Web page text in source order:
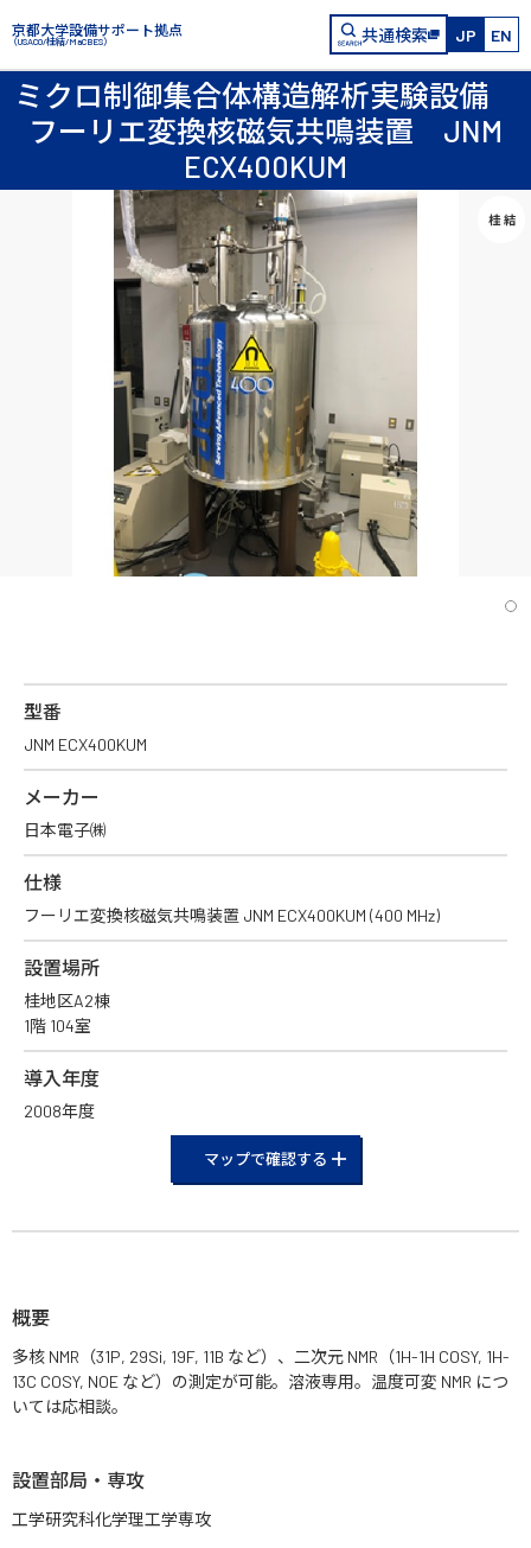
京都大学設備サポート拠点
（USACO/桂結/MaCBES） 共通検索 JP EN
ミクロ制御集合体構造解析実験設備
フーリエ変換核磁気共鳴装置 JNM
ECX400KUM
型番
JNM ECX400KUM
メーカー
日本電子㈱
仕様
フーリエ変換核磁気共鳴装置 JNM ECX400KUM (400 MHz)
設置場所
桂地区A2棟
1階 104室
導入年度
2008年度
マップで確認する
概要
多核 NMR（31P, 29Si, 19F, 11B など）、二次元 NMR（1H-1H COSY, 1H-
13C COSY, NOE など）の測定が可能。溶液専用。温度可変 NMR につ
いては応相談。
設置部局・専攻
工学研究科化学理工学専攻